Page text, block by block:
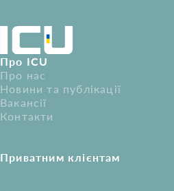
Про ICU
Про нас
Новини та публікації
Вакансії
Контакти
Приватним клієнтам